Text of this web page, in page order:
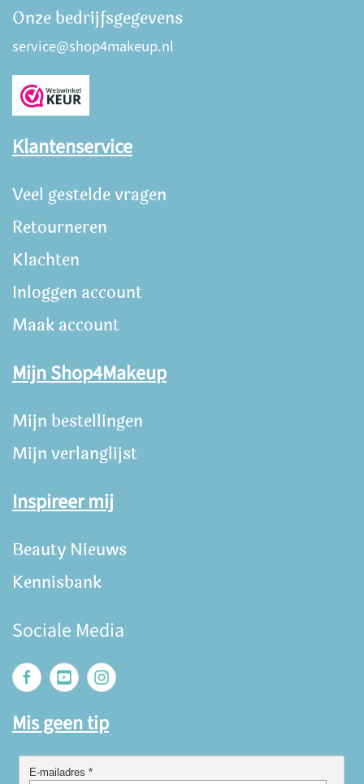
Onze bedrijfsgegevens
service@shop4makeup.nl
Klantenservice
Veel gestelde vragen
Retourneren
Klachten
Inloggen account
Maak account
Mijn Shop4Makeup
Mijn bestellingen
Mijn verlanglijst
Inspireer mij
Beauty Nieuws
Kennisbank
Sociale Media
Mis geen tip